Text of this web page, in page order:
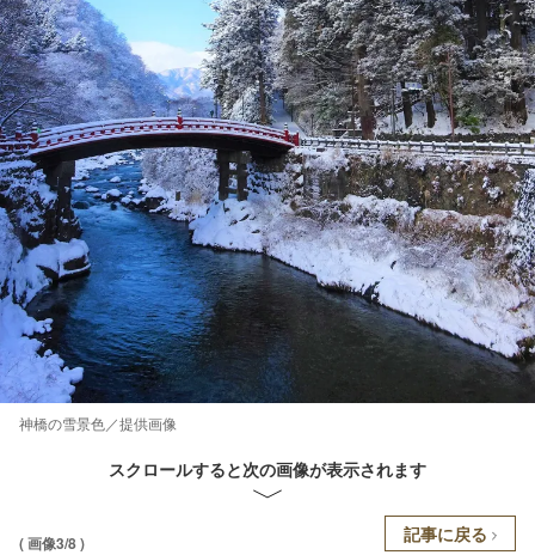
神橋の雪景色／提供画像
スクロールすると次の画像が表示されます
( 画像3/8 ) 記事に戻る